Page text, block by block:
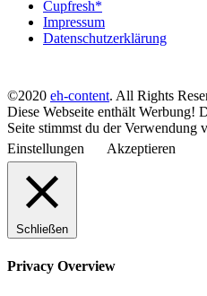
Cupfresh*
Impressum
Datenschutzerklärung
©2020 eh-content. All Rights
Diese Webseite enthält Werbung!
Seite stimmst du der Verwendung
Einstellungen
Akzeptieren
Schließen
Privacy Overview